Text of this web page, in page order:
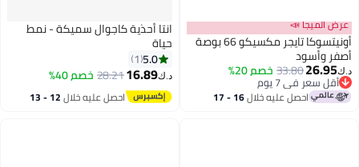
عرض الميجا 📣
أونيتسوكا تايجر مكسيكو 66 بوصة
أصفر وأسود
د.ك‏26.95
33.80خصم 20%
أقل سعر في 7 يوم
أقل سعر في 7 يوماحصل عليه خلال 16 - 17
انتا أحذية كاجوال سميكة - نمط
حياة
5.0
1
د.ك‏16.89
28.21خصم 40%
احصل عليه خلال 12 - 13